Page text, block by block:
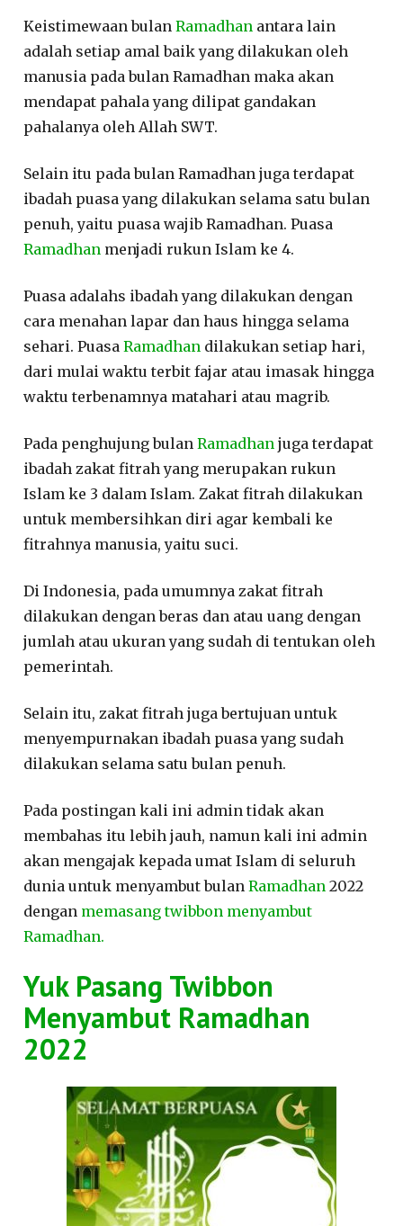
Keistimewaan bulan Ramadhan antara lain
adalah setiap amal baik yang dilakukan oleh
manusia pada bulan Ramadhan maka akan
mendapat pahala yang dilipat gandakan
pahalanya oleh Allah SWT.
Selain itu pada bulan Ramadhan juga terdapat
ibadah puasa yang dilakukan selama satu bulan
penuh, yaitu puasa wajib Ramadhan. Puasa
Ramadhan menjadi rukun Islam ke 4.
Puasa adalahs ibadah yang dilakukan dengan
cara menahan lapar dan haus hingga selama
sehari. PuasaRamadhan dilakukan setiap hari,
dari mulai waktu terbit fajar atau imasak hingga
waktu terbenamnya matahari atau magrib.
Pada penghujung bulan Ramadhan juga terdapat
ibadah zakat fitrah yang merupakan rukun
Islam ke 3 dalam Islam. Zakat fitrah dilakukan
untuk membersihkan diri agar kembali ke
fitrahnya manusia, yaitu suci.
Di Indonesia, pada umumnya zakat fitrah
dilakukan dengan beras dan atau uang dengan
jumlah atau ukuran yang sudah di tentukan oleh
pemerintah.
Selain itu, zakat fitrah juga bertujuan untuk
menyempurnakan ibadah puasa yang sudah
dilakukan selama satu bulan penuh.
Pada postingan kali ini admin tidak akan
membahas itu lebih jauh, namun kali ini admin
akan mengajak kepada umat Islam di seluruh
dunia untuk menyambut bulanRamadhan 2022
dengan memasang twibbon menyambut
Ramadhan.
Yuk Pasang Twibbon
Menyambut Ramadhan
2022